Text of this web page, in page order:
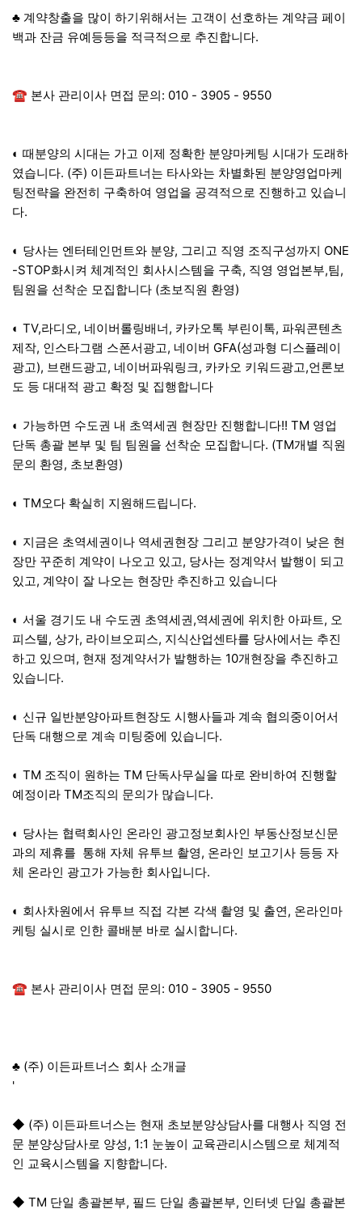
♣ 계약창출을 많이 하기위해서는 고객이 선호하는 계약금 페이
백과 잔금 유예등등을 적극적으로 추진합니다.
☎ 본사 관리이사 면접 문의: 010 - 3905 - 9550
◐ 때분양의 시대는 가고 이제 정확한 분양마케팅 시대가 도래하
였습니다. (주) 이든파트너는 타사와는 차별화된 분양영업마케
팅전략을 완전히 구축하여 영업을 공격적으로 진행하고 있습니
다.
◐ 당사는 엔터테인먼트와 분양, 그리고 직영 조직구성까지 ONE
-STOP화시켜 체계적인 회사시스템을 구축, 직영 영업본부,팀,
팀원을 선착순 모집합니다 (초보직원 환영)
◐ TV,라디오, 네이버롤링배너, 카카오톡 부린이톡, 파워콘텐츠
제작, 인스타그램 스폰서광고, 네이버 GFA(성과형 디스플레이
광고), 브랜드광고, 네이버파워링크, 카카오 키워드광고,언론보
도 등 대대적 광고 확정 및 집행합니다
◐ 가능하면 수도권 내 초역세권 현장만 진행합니다!! TM 영업
단독 총괄 본부 및 팀 팀원을 선착순 모집합니다. (TM개별 직원
문의 환영, 초보환영)
◐ TM오다 확실히 지원해드립니다.
◐ 지금은 초역세권이나 역세권현장 그리고 분양가격이 낮은 현
장만 꾸준히 계약이 나오고 있고, 당사는 정계약서 발행이 되고
있고, 계약이 잘 나오는 현장만 추진하고 있습니다
◐ 서울 경기도 내 수도권 초역세권,역세권에 위치한 아파트, 오
피스텔, 상가, 라이브오피스, 지식산업센타를 당사에서는 추진
하고 있으며, 현재 정계약서가 발행하는 10개현장을 추진하고
있습니다.
◐ 신규 일반분양아파트현장도 시행사들과 계속 협의중이어서
단독 대행으로 계속 미팅중에 있습니다.
◐ TM 조직이 원하는 TM 단독사무실을 따로 완비하여 진행할
예정이라 TM조직의 문의가 많습니다.
◐ 당사는 협력회사인 온라인 광고정보회사인 부동산정보신문
과의 제휴를 통해 자체 유투브 촬영, 온라인 보고기사 등등 자
체 온라인 광고가 가능한 회사입니다.
◐ 회사차원에서 유투브 직접 각본 각색 촬영 및 출연, 온라인마
케팅 실시로 인한 콜배분 바로 실시합니다.
☎ 본사 관리이사 면접 문의: 010 - 3905 - 9550
♣ (주) 이든파트너스 회사 소개글
'
◆ (주) 이든파트너스는 현재 초보분양상담사를 대행사 직영 전
문 분양상담사로 양성, 1:1 눈높이 교육관리시스템으로 체계적
인 교육시스템을 지향합니다.
◆ TM 단일 총괄본부, 필드 단일 총괄본부, 인터넷 단일 총괄본